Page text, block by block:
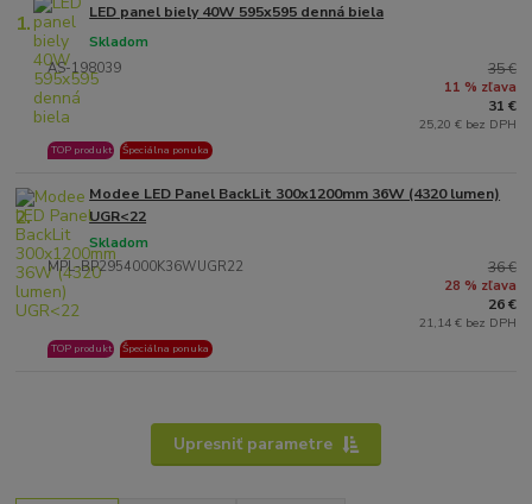
1. LED panel biely 40W 595x595 denná biela
AS-198039
Skladom
TOP produkt Špeciálna ponuka
35 €
11 % zľava
31 €
25,20 € bez DPH
2.
Modee LED Panel BackLit 300x1200mm 36W (4320 lumen)
UGR<22
MPL-BP2954000K36WUGR22
Skladom
TOP produkt Špeciálna ponuka
36 €
28 % zľava
26 €
21,14 € bez DPH
Upresniť parametre